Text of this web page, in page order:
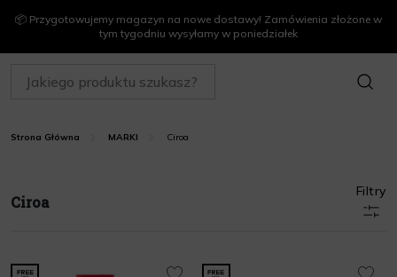
📦 Przygotowujemy magazyn na nowe dostawy! Zamówienia złożone w
tym tygodniu wysyłamy w poniedziałek
SZUKAJ
Strona Główna MARKI Ciroa
Ciroa
Filtry